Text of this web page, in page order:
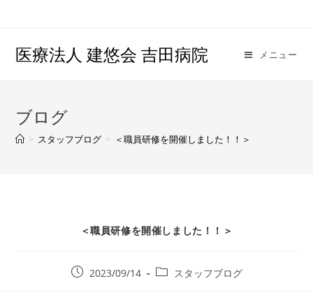
医療法人 建悠会 吉田病院 メニュー
ブログ
> スタッフブログ > ＜職員研修を開催しました！！＞
＜職員研修を開催しました！！＞
2023/09/14 スタッフブログ